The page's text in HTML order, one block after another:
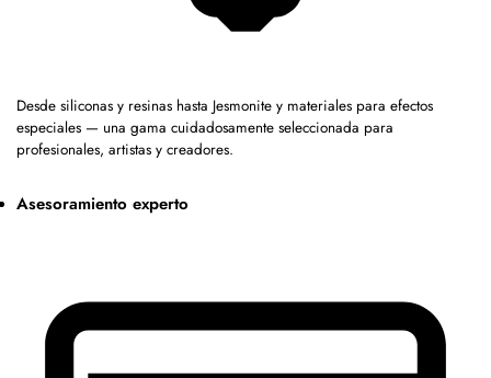
Desde siliconas y resinas hasta Jesmonite y materiales para efectos
especiales — una gama cuidadosamente seleccionada para
profesionales, artistas y creadores.
Asesoramiento experto